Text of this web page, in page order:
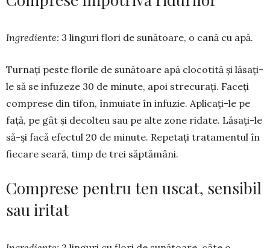
Ingrediente: 3 linguri flori de su­nă­toare, o cană cu apă.
Turnați peste florile de sunătoare apă clocotită și lăsați-
le să se infu­zeze 30 de minute, apoi strecu­rați. Faceți
comprese din tifon, înmuiate în infuzie. Aplicați-le pe
faţă, pe gât și decolteu sau pe alte zone ridate. Lăsați-le
să-și facă efectul 20 de minute. Re­petați tratamentul în
fie­care seară, timp de trei săptămâni.
Comprese pentru ten uscat, sensibil
sau iritat